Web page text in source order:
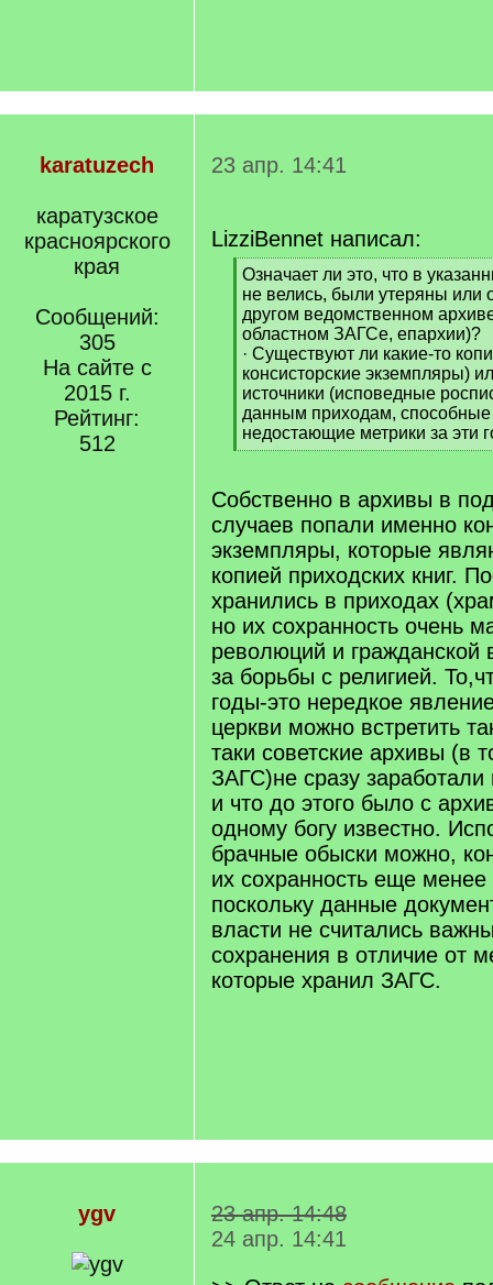
karatuzech
каратузское
красноярского
края
Сообщений:
305
На сайте с
2015 г.
Рейтинг:
512
23 апр. 14:41
LizziBennet написал:
[
q
]
Означает ли это, что в
не велись, были утеряны или
другом ведомственном
областном ЗАГСе, епархии)?
· Существуют ли какие-то
консисторские экземпляры)
источники (исповедные
данным приходам, способные
недостающие метрики за эти
[
q
]
Собственно в архивы в
случаев попали именно
экземпляры, которые
копией приходских книг.
хранились в приходах
но их сохранность очень
революций и гражданской
за борьбы с религией.
годы-это нередкое
церкви можно встретить
таки советские архивы (в
ЗАГС)не сразу
и что до этого было с
одному богу известно.
брачные обыски можно,
их сохранность еще
поскольку данные
власти не считались
сохранения в отличие от
которые хранил ЗАГС.
ygv
23 апр. 14:48
24 апр. 14:41